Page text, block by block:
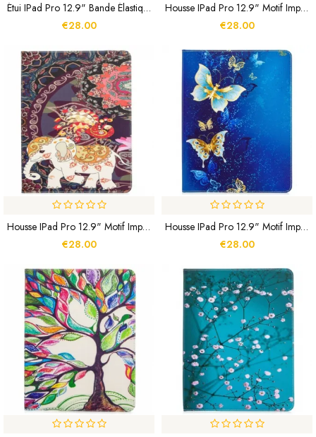
Étui IPad Pro 12.9" Bande Élastique
€28.00
Housse IPad Pro 12.9" Motif Imprimé Plume
€28.00
Housse IPad Pro 12.9" Motif Imprimé Éléphant
€28.00
Housse IPad Pro 12.9" Motif Imprimé Papillons
€28.00